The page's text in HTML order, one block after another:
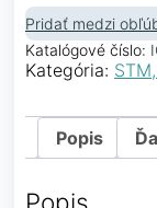
ARM
Pridať medzi
Katalógové číslo:
Kategória:
Popis
Popis